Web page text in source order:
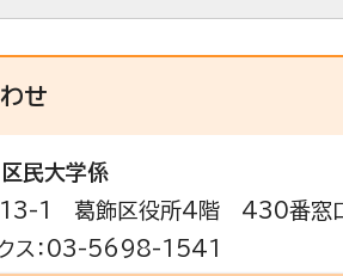
せ
区民大学係
1 葛飾区役所4階 430番窓
ス：03-5698-1541